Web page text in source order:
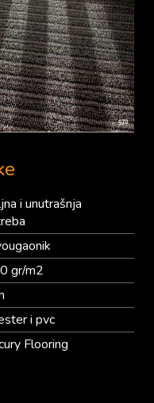
i unutrašnja
gr/m2
i pvc
Flooring